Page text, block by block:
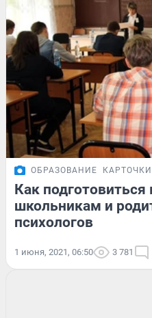
ОБРАЗОВАНИЕ КАРТОЧКИ
Как
школьникам и
психологов
1 июня, 2021, 06:50 3 781